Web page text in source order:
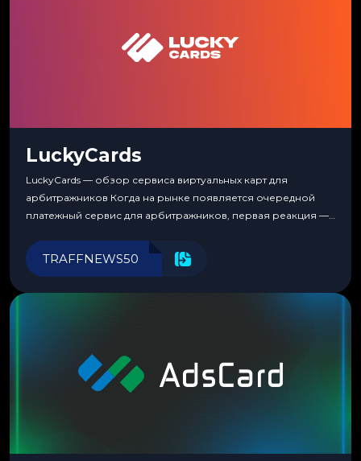
LuckyCards
LuckyCards — обзор сервиса виртуальных карт для
арбитражников Когда на рынке появляется очередной
платежный сервис для арбитражников, первая реакция —
перестаешь воспринимать всерьез любой новый продукт,
пока тот не докажет обратное делом. LuckyCards — история
TRAFFNEWS50